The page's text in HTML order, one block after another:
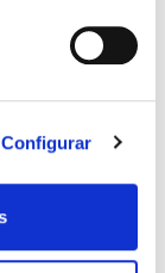
Configurar